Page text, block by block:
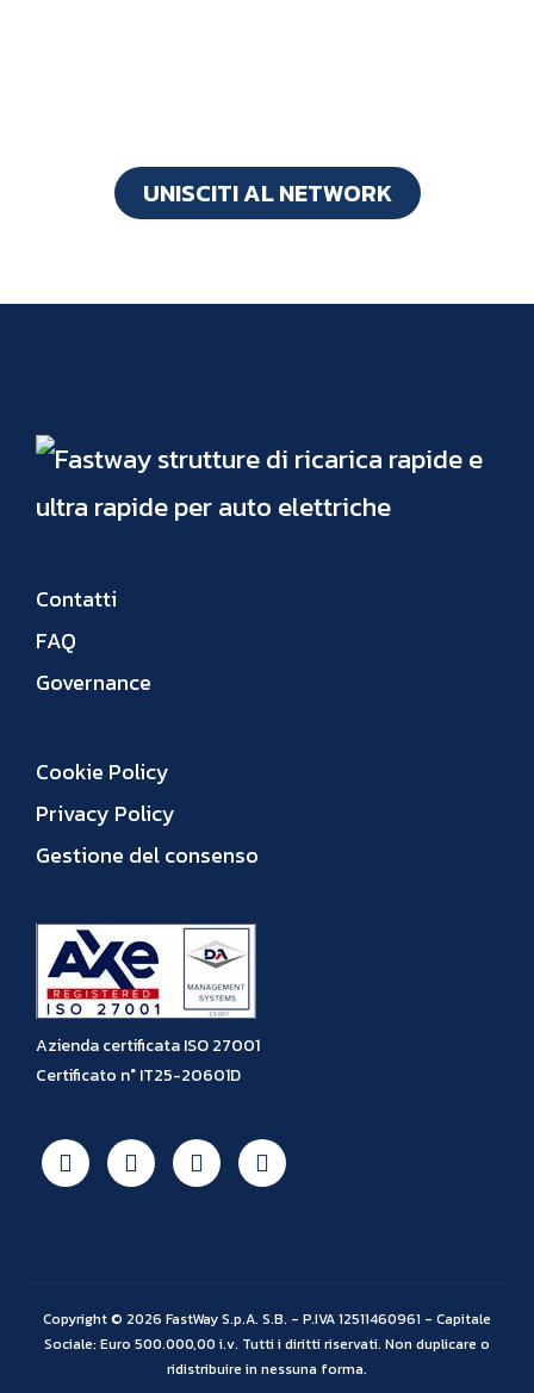
UNISCITI AL NETWORK
Contatti
FAQ
Governance
Cookie Policy
Privacy Policy
Gestione del consenso
Azienda certificata ISO 27001
Certificato n° IT25-20601D
Copyright © 2026 FastWay S.p.A. S.B. - P.IVA 12511460961 - Capitale
Sociale: Euro 500.000,00 i.v. Tutti i diritti riservati. Non duplicare o
ridistribuire in nessuna forma.